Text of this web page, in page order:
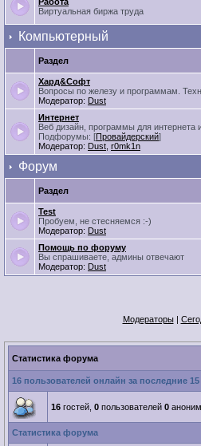
Виртуальная биржа труда
Компьютерный
Раздел
Хард&Софт
Вопросы по железу и программам.
Модератор: Dust
Интернет
Веб дизайн, программы для интернета
Подфорумы: [Провайдерский]
Модератор: Dust r0mk1n
Форум
Раздел
Test
Пробуем, не стесняемся :-)
Модератор: Dust
Помощь по форуму
Вы спрашиваете, админы отвечают
Модератор: Dust
Модераторы|
Статистика форума
16 пользователей онлайн за последние
16 гостей, 0 пользователей 0
Статистика форума